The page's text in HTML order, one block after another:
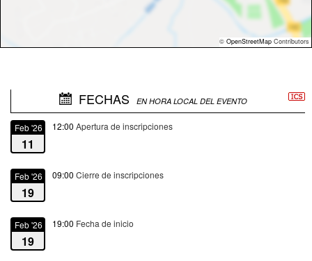
© OpenStreetMap Contributors
FECHAS EN HORA LOCAL DEL EVENTO
Feb '26
11
12:00 Apertura de inscripciones
Feb '26
19
09:00 Cierre de inscripciones
Feb '26
19
19:00 Fecha de inicio